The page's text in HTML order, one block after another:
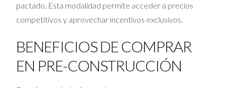
pactado. Esta modalidad permite acceder a precios
competitivos y aprovechar incentivos exclusivos.
BENEFICIOS DE COMPRAR
EN PRE-CONSTRUCCIÓN